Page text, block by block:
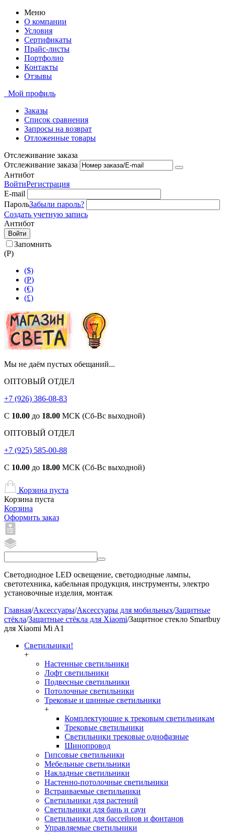
Меню
О компании
Условия
Сертификаты
Прайс-листы
Портфолио
Контакты
Отзывы
Мой профиль
Заказы
Список сравнения
Запросы на возврат
Отложенные товары
Отслеживание заказа
Отслеживание заказа
Антибот
ВойтиРегистрация
E-mail
ПарольЗабыли пароль?
Создать учетную запись
Антибот
Войти
Запомнить
(Р)
($)
(Р)
(€)
(£)
Мы не даём пустых обещаний...
ОПТОВЫЙ ОТДЕЛ
+7 (926) 386-08-83
С 10.00 до 18.00 МСК (Сб-Вс выходной)
ОПТОВЫЙ ОТДЕЛ
+7 (925) 585-00-88
С 10.00 до 18.00 МСК (Сб-Вс выходной)
Корзина пуста
Корзина пуста
Корзина
Оформить заказ
Светодиодное LED освещение, светодиодные лампы,
светотехника, кабельная продукция, инструменты, электро
установочные изделия, монтаж
Главная/Аксессуары/Аксессуары для мобильных/Защитные
стёкла/Защитные стёкла для Xiaomi/Защитное стекло Smartbuy
для Xiaomi Mi A1
Светильники!
+
Настенные светильники
Лофт светильники
Подвесные светильники
Потолочные светильники
Трековые и шинные светильники
+
Комплектующие к трековым светильникам
Трековые светильники
Светильники трековые однофазные
Шинопровод
Гипсовые светильники
Мебельные светильники
Накладные светильники
Настенно-потолочные светильники
Встраиваемые светильники
Светильники для растений
Светильники для бань и саун
Светильники для бассейнов и фонтанов
Управляемые светильники